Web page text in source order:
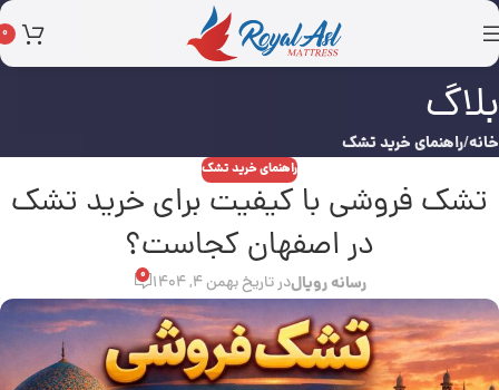
0
بلاگ
خانه راهنمای خرید تشک
راهنمای خرید تشک
تشک فروشی با کیفیت برای خرید تشک
در اصفهان کجاست؟
رسانه رویالدر تاریخ بهمن 4, 1404 0